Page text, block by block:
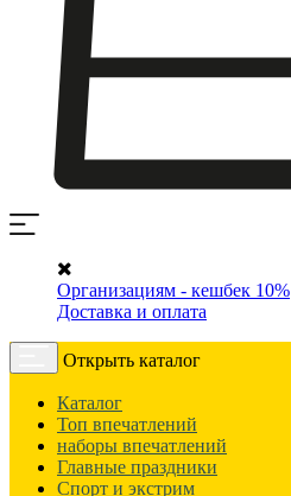
Организациям - кешбек 10%
Доставка и оплата
Открыть каталог
Каталог
Топ впечатлений
наборы впечатлений
Главные праздники
Спорт и экстрим